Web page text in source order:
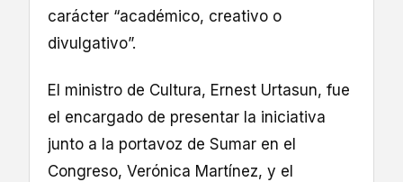
carácter “académico, creativo o
divulgativo”.
El ministro de Cultura, Ernest Urtasun, fue
el encargado de presentar la iniciativa
junto a la portavoz de Sumar en el
Congreso, Verónica Martínez, y el